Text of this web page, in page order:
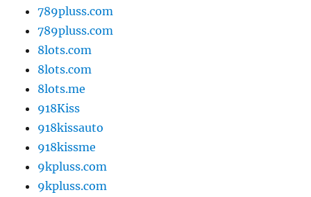
789pluss.com
789pluss.com
8lots.com
8lots.com
8lots.me
918Kiss
918kissauto
918kissme
9kpluss.com
9kpluss.com